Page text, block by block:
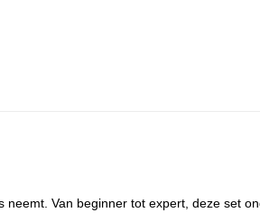
Van beginner tot expert, deze set